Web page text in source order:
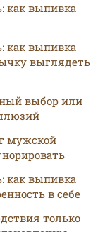
как выпивка
как выпивка
выглядеть
выбор или
мужской
как выпивка
в себе
только